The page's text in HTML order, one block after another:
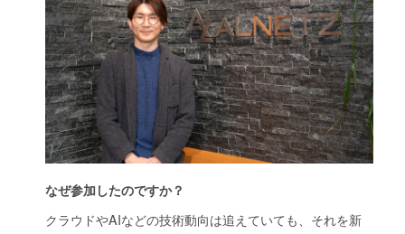
なぜ参加したのですか？
クラウドやAIなどの技術動向は追えていても、それを新